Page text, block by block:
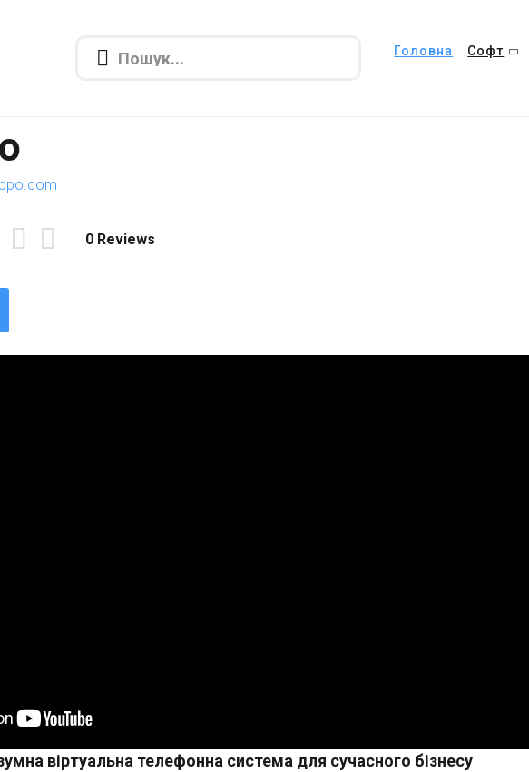
Головна Софт
0 Reviews
віртуальна телефонна система для сучасного бізнесу